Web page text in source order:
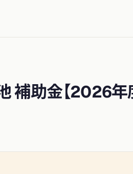
補助金【2026年